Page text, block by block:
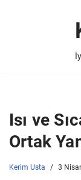
Isı ve
Ortak
Kerim Usta 3